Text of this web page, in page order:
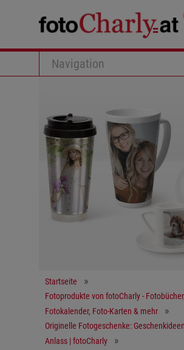
Navigation
Startseite
Fotoprodukte von fotoCharly - Fotobücher,
Fotokalender, Foto-Karten & mehr
Originelle Fotogeschenke:
Anlass | fotoCharly